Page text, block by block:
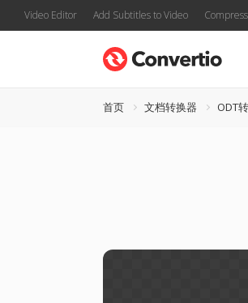
Video Editor Add Subtitles to Video
首页 文档转换器 ODT